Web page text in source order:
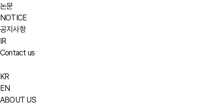
논문
NOTICE
공지사항
IR
Contact us
KR
EN
ABOUT US